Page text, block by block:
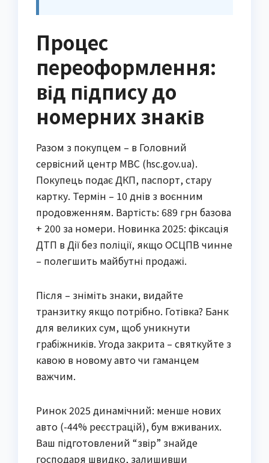
Процес
переоформлення:
від підпису до
номерних знаків
Разом з покупцем – в Головний
сервісний центр МВС (hsc.gov.ua).
Покупець подає ДКП, паспорт, стару
картку. Термін – 10 днів з воєнним
продовженням. Вартість: 689 грн базова
+ 200 за номери. Новинка 2025: фіксація
ДТП в Дії без поліції, якщо ОСЦПВ чинне
– полегшить майбутні продажі.
Після – зніміть знаки, видайте
транзитку якщо потрібно. Готівка? Банк
для великих сум, щоб уникнути
грабіжників. Угода закрита – святкуйте з
кавою в новому авто чи гаманцем
важчим.
Ринок 2025 динамічний: менше нових
авто (-44% реєстрацій), бум вживаних.
Ваш підготовлений “звір” знайде
господаря швидко, залишивши